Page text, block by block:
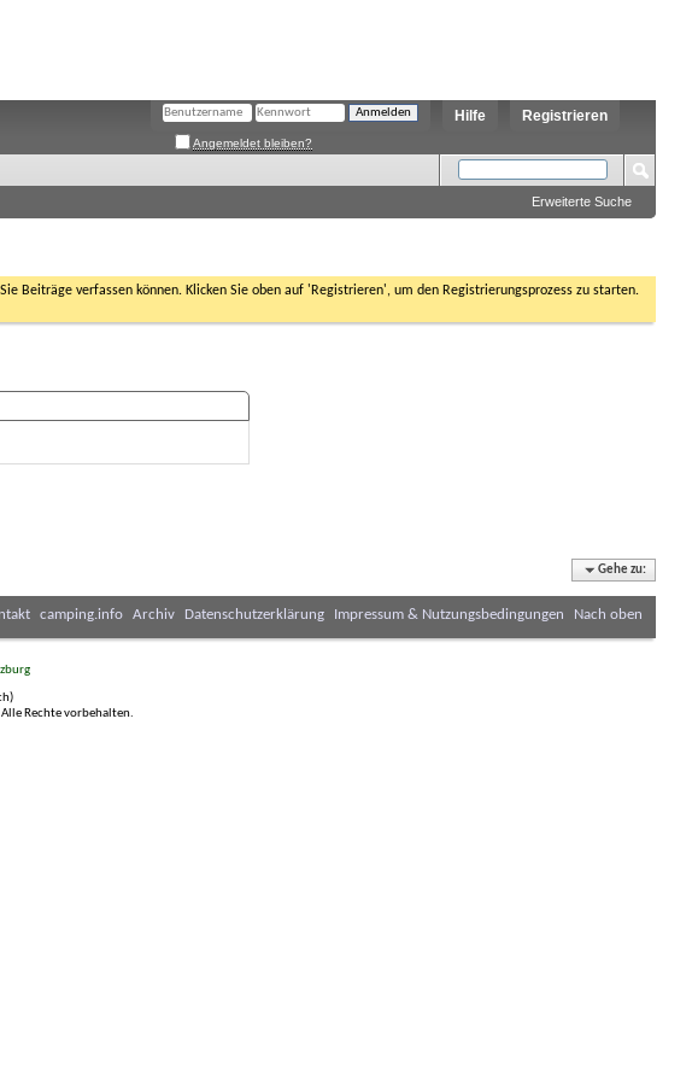
Registrieren
Hilfe
Angemeldet bleiben?
Erweiterte Suche
Beiträge verfassen können. Klicken Sie oben auf 'Registrieren', um den Registrierungsprozess zu starten.
Gehe zu:
camping.info Archiv Datenschutzerklärung Impressum & Nutzungsbedingungen Nach oben
Rechte vorbehalten.